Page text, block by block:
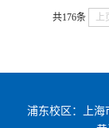
共176条 上
浦东校区